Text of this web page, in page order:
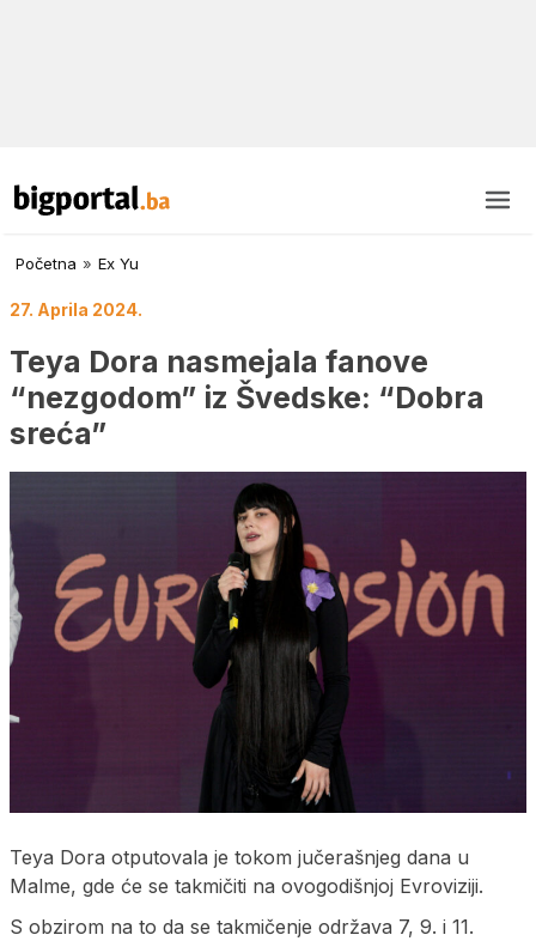
Početna » Ex Yu
27. Aprila 2024.
Teya Dora nasmejala fanove
“nezgodom” iz Švedske: “Dobra
sreća”
Teya Dora otputovala je tokom jučerašnjeg dana u
Malme, gde će se takmičiti na ovogodišnjoj Evroviziji.
S obzirom na to da se takmičenje održava 7, 9. i 11.